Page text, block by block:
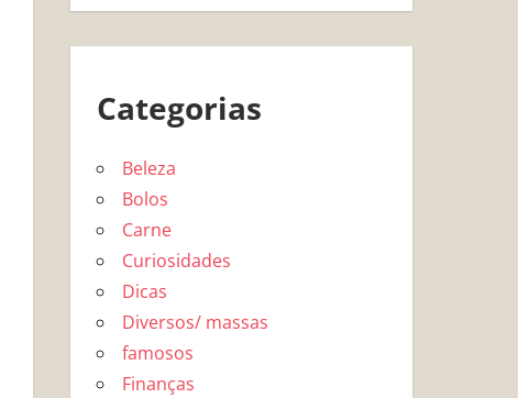
Categorias
Beleza
Bolos
Carne
Curiosidades
Dicas
Diversos/ massas
famosos
Finanças